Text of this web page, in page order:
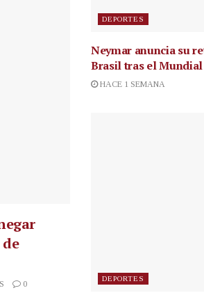
0
DEPORTES
Neymar anuncia su
Brasil tras el Mundial
HACE 1 SEMANA
DEPORTES